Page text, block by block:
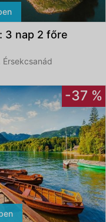
3 nap 2 főre
-37 %